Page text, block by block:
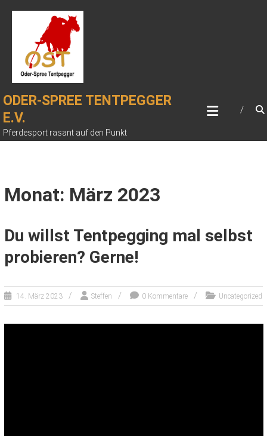
ODER-SPREE TENTPEGGER
E.V.
Pferdesport rasant auf den Punkt
Monat: März 2023
Du willst Tentpegging mal selbst
probieren? Gerne!
14. März 2023 Steffen 0 Kommentare Uncategorized